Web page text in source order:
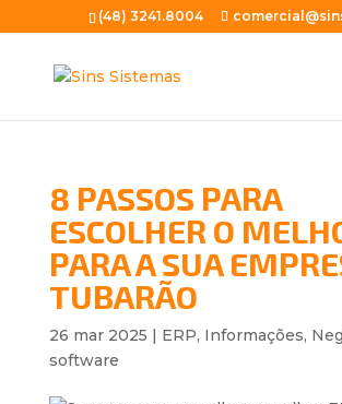
(48) 3241.8004
8 PASSOS PARA
ESCOLHER O
PARA A SUA
TUBARÃO
26 mar 2025 | ERP, Informações,
software